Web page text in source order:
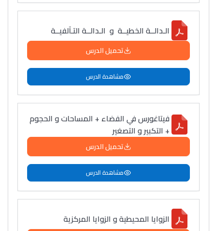
Lycée Maroc
الـدالــة الخطيــة و الـدالــة التـآلفيــة
تحميل الدرس
مشاهدة الدرس
فيتاغورس في الفضاء + المساحات و الحجوم
+ التكبير و التصغير
تحميل الدرس
مشاهدة الدرس
الزوايا المحيطية و الزوايا المركزية